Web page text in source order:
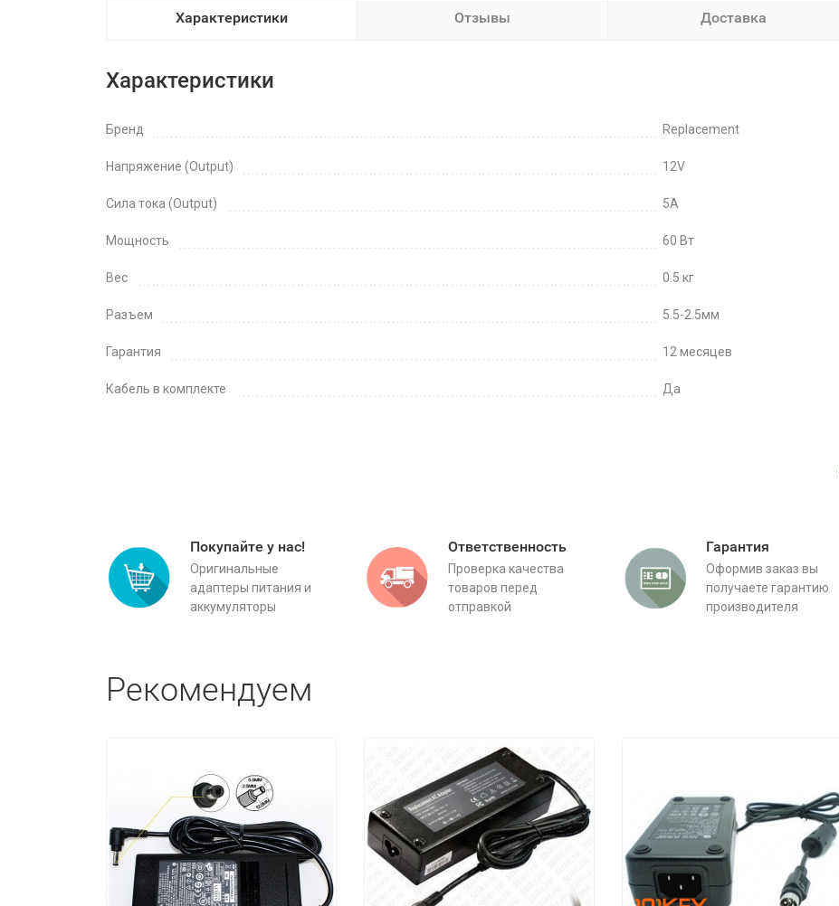
Характеристики Отзывы Доставка
Характеристики
Бренд Replacement
Напряжение (Output) 12V
Сила тока (Output) 5A
Мощность 60 Вт
Вес 0.5 кг
Разъем 5.5-2.5мм
Гарантия 12 месяцев
Кабель в комплекте Да
Покупайте у нас!
Оригинальные
адаптеры питания и
аккумуляторы
Ответственность
Проверка качества
товаров перед
отправкой
Гарантия
Оформив заказ вы
получаете гарантию
производителя
Рекомендуем